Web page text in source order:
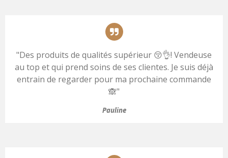
"Des produits de qualités supérieur 😚👌! Vendeuse
au top et qui prend soins de ses clientes. Je suis déjà
entrain de regarder pour ma prochaine commande
🙈"
Pauline